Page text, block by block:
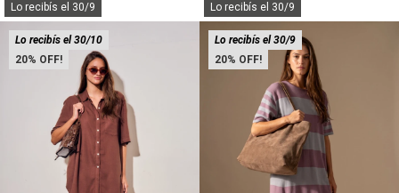
Lo recibís el 30/9 Lo recibís el 30/9
20
Lo recibís el 30/10
20
Lo recibís el 30/9